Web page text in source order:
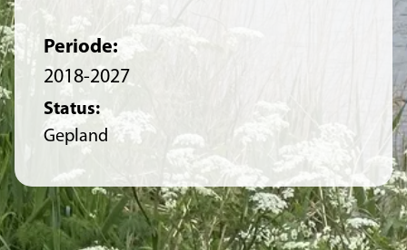
Periode:
2018-2027
Status:
Gepland